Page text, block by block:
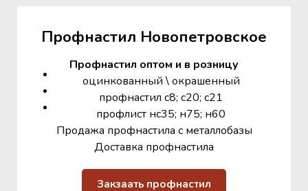
Профнастил Новопетровское
Профнастил оптом и в розницу
оцинкованный \ окрашенный
профнастил с8; с20; с21
профлист нс35; н75; н60
Продажа профнастила с металлобазы
Доставка профнастила
Закзаать профнастил